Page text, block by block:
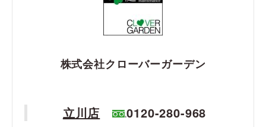
株式会社クローバーガーデン
立川店 0120-280-968